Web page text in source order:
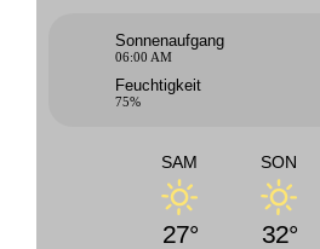
Sonnenaufgang
06:00 AM
Feuchtigkeit
75%
SAM
27°
SON
32°